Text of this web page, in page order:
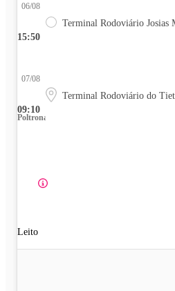
15:50
06/08
Terminal Rodoviário Josias
09:10
07/08
Terminal Rodoviário do
Poltrona
Leito